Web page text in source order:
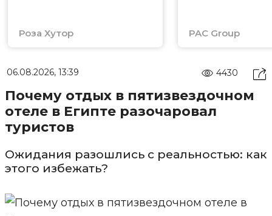
Роза Хутор PAC Group
06.08.2026, 13:39 4430
Почему отдых в пятизвездочном
отеле в Египте разочаровал
туристов
Ожидания разошлись с реальностью: как
этого избежать?